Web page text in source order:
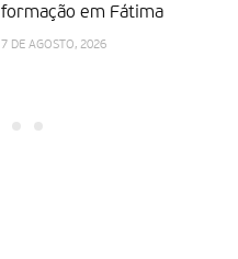
formação em Fátima
7 DE AGOSTO, 2026